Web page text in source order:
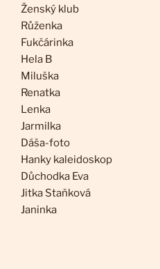
Ženský klub
Růženka
Fukčárinka
Hela B
Miluška
Renatka
Lenka
Jarmilka
Dáša-foto
Hanky kaleidoskop
Důchodka Eva
Jitka Staňková
Janinka